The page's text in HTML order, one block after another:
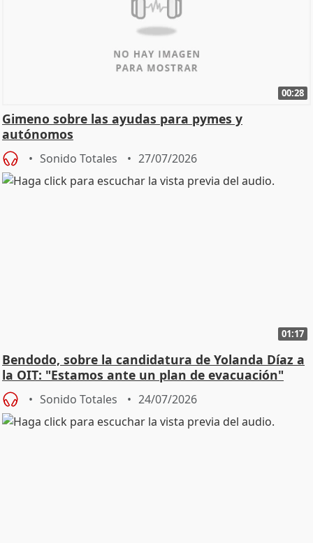
00:28
Gimeno sobre las ayudas para pymes y
autónomos
Sonido Totales 27/07/2026
01:17
Bendodo, sobre la candidatura de Yolanda Díaz a
la OIT: "Estamos ante un plan de evacuación"
Sonido Totales 24/07/2026